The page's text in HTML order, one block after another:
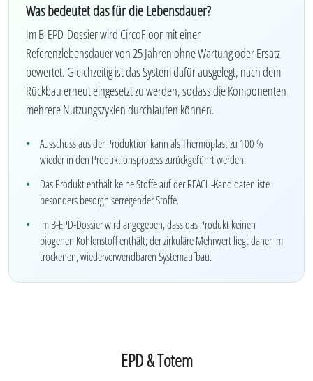
Was bedeutet das für die Lebensdauer?
Im B-EPD-Dossier wird CircoFloor mit einer
Referenzlebensdauer von 25 Jahren ohne Wartung oder Ersatz
bewertet. Gleichzeitig ist das System dafür ausgelegt, nach dem
Rückbau erneut eingesetzt zu werden, sodass die Komponenten
mehrere Nutzungszyklen durchlaufen können.
Ausschuss aus der Produktion kann als Thermoplast zu 100 %
wieder in den Produktionsprozess zurückgeführt werden.
Das Produkt enthält keine Stoffe auf der REACH-Kandidatenliste
besonders besorgniserregender Stoffe.
Im B-EPD-Dossier wird angegeben, dass das Produkt keinen
biogenen Kohlenstoff enthält; der zirkuläre Mehrwert liegt daher im
trockenen, wiederverwendbaren Systemaufbau.
EPD & Totem